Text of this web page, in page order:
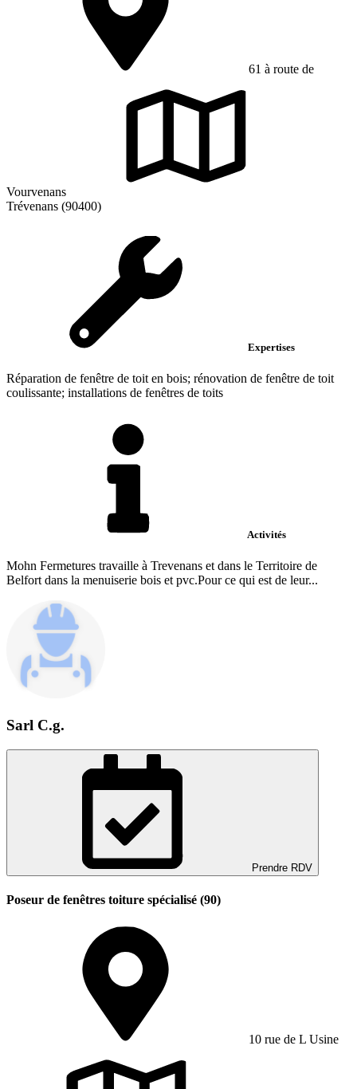
61 à route de
Vourvenans
Trévenans (90400)
Expertises
Réparation de fenêtre de toit en bois; rénovation de fenêtre de toit
coulissante; installations de fenêtres de toits
Activités
Mohn Fermetures travaille à Trevenans et dans le Territoire de
Belfort dans la menuiserie bois et pvc.Pour ce qui est de leur...
Sarl C.g.
Prendre RDV
Poseur de fenêtres toiture spécialisé (90)
10 rue de L Usine